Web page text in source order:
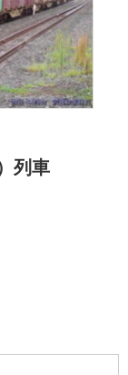
列車